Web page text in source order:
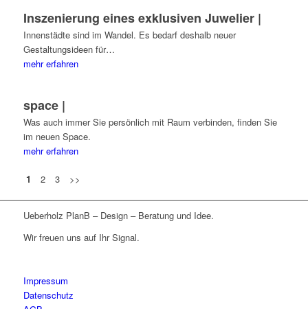
Inszenierung eines exklusiven Juwelier |
Innenstädte sind im Wandel. Es bedarf deshalb neuer
Gestaltungsideen für…
mehr erfahren
space |
Was auch immer Sie persönlich mit Raum verbinden, finden Sie
im neuen Space.
mehr erfahren
1 2 3 >>
Ueberholz PlanB – Design – Beratung und Idee.
Wir freuen uns auf Ihr Signal.
Impressum
Datenschutz